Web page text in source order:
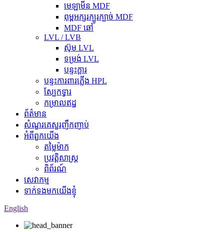
មេឡាមីន MDF
ពុម្ពអក្សរក្បូរក្បាច់ MDF
MDF ឆៅ
LVL / LVB
ស៊ុម LVL
ទម្រង់ LVL
បន្ទះក្តារ
បន្ទះការពារភ្លើង HPL
ស្បែកទ្វារ
កម្រាលឥដ្ឋ
ព័ត៌មាន
សំណួរគេសួរញឹកញាប់
អំពីពួកយើង
តម្លៃម៉ាក
ប្រវត្តិសាស្ត្រ
ពិព័រណ៍
សេវាកម្ម
ទាក់ទងមកយើងខ្ញុំ
English